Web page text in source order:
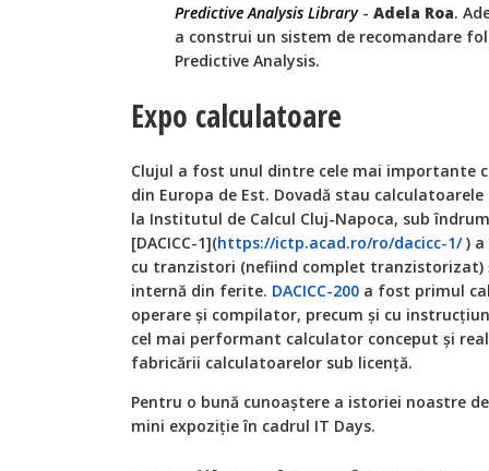
Predictive Analysis Library- Adela Roa.
a construi un sistem de recomandare
Predictive Analysis.
Expo calculatoare
Clujul a fost unul dintre cele mai importante
din Europa de Est. Dovadă stau calculatoarele
la Institutul de Calcul Cluj-Napoca, sub
[DACICC-1](https://ictp.acad.ro/ro/dacicc-1/) a
cu tranzistori (nefiind complet
internă din ferite. DACICC-200 a fost primul
operare și compilator, precum și cu
cel mai performant calculator conceput şi
fabricării calculatoarelor sub licenţă.
Pentru o bună cunoaștere a istoriei noastre
mini expoziție în cadrul IT Days.